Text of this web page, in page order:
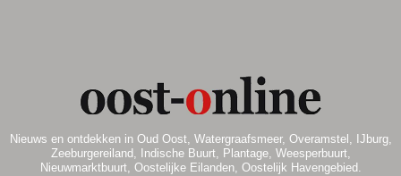
Nieuws en ontdekken in Oud Oost, Watergraafsmeer, Overamstel, IJburg,
Zeeburgereiland, Indische Buurt, Plantage, Weesperbuurt,
Nieuwmarktbuurt, Oostelijke Eilanden, Oostelijk Havengebied.